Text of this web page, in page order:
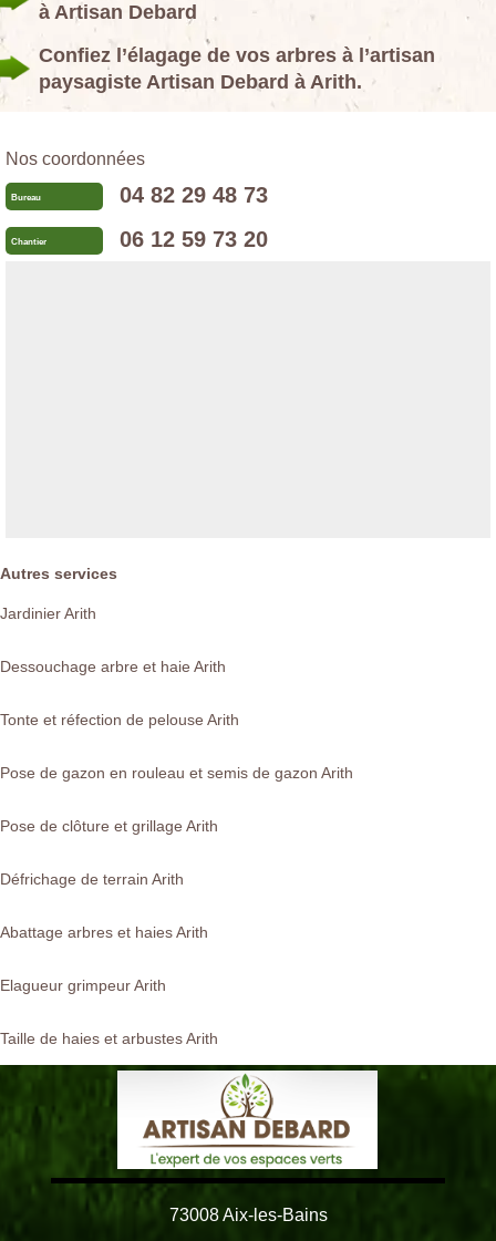
à Artisan Debard
Confiez l’élagage de vos arbres à l’artisan
paysagiste Artisan Debard à Arith.
Nos coordonnées
Bureau 04 82 29 48 73
Chantier 06 12 59 73 20
Autres services
Jardinier Arith
Dessouchage arbre et haie Arith
Tonte et réfection de pelouse Arith
Pose de gazon en rouleau et semis de gazon Arith
Pose de clôture et grillage Arith
Défrichage de terrain Arith
Abattage arbres et haies Arith
Elagueur grimpeur Arith
Taille de haies et arbustes Arith
73008 Aix-les-Bains